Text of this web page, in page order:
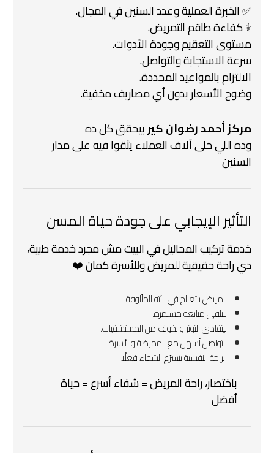
✅ الخبرة العملية وعدد السنين في المجال.
‍⚕️ كفاءة طاقم التمريض.
مستوى التعقيم وجودة الأدوات.
سرعة الاستجابة والتواصل.
الالتزام بالمواعيد المحددة.
وضوح الأسعار بدون أي مصاريف مخفية.
مركز أحمد رضوان كيربيحقق كل ده
وده اللي خلى آلاف العملاء يثقوا فيه على مدار
السنين
التأثير الإيجابي على جودة حياة المسن
خدمة تركيب المحاليل في البيت مش مجرد خدمة طبية،
دي راحة حقيقية للمريض وللأسرة كمان ❤️
المريض بيتعالج في بيئته المألوفة.
بيتلقى متابعة مستمرة.
بيتفادى التوتر والخوف من المستشفيات.
التواصل أسهل مع الممرضة والأسرة.
الراحة النفسية بتسرّع الشفاء فعلًا.
باختصار، راحة المريض = شفاء أسرع = حياة
أفضل